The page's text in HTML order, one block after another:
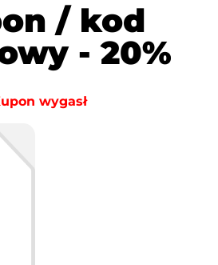
/ kod
- 20%
wygasł